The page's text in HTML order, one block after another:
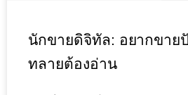
นักขายดิจิทัล: อยากขาย
ทลายต้องอ่าน